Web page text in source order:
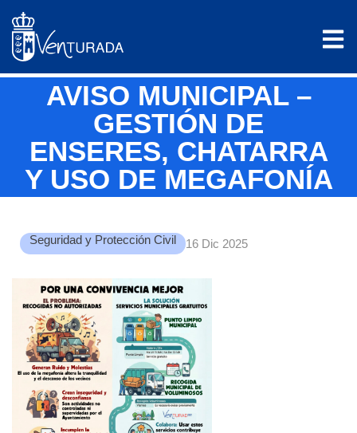
AVISO MUNICIPAL –
GESTIÓN DE
ENSERES, CHATARRA
Y USO DE MEGAFONÍA
Seguridad y Protección Civil 16 Dic 2025